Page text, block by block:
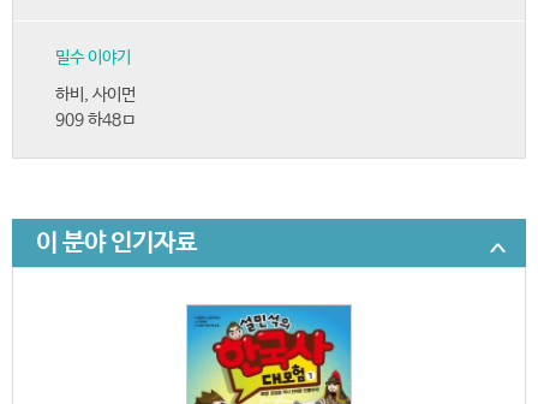
밀수 이야기
하비, 사이먼
909 하48ㅁ
이 분야 인기자료